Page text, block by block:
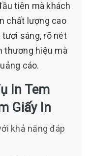
tiên mà khách
chất lượng cao
sáng, rõ nét
thương hiệu mà
cáo.
In Tem
Giấy In
khả năng đáp